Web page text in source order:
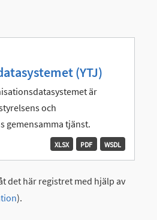
(YTJ)
är
och
gemensamma tjänst.
WSDL
PDF
XLSX
det här registret med hjälp av
).